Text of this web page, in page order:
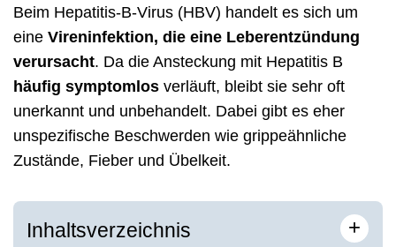
Beim Hepatitis-B-Virus (HBV) handelt es sich um
eine Vireninfektion, die eine Leberentzündung
verursacht. Da die Ansteckung mit Hepatitis B
häufig symptomlos verläuft, bleibt sie sehr oft
unerkannt und unbehandelt. Dabei gibt es eher
unspezifische Beschwerden wie grippeähnliche
Zustände, Fieber und Übelkeit.
Inhaltsverzeichnis +